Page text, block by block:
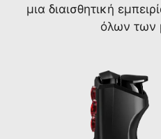
μια διαισθητική
όλων των